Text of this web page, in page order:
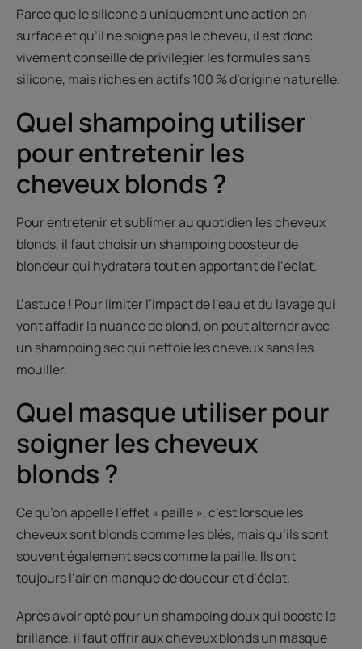
Parce que le silicone a uniquement une action en
surface et qu’il ne soigne pas le cheveu, il est donc
vivement conseillé de privilégier les formules sans
silicone, mais riches en actifs 100 % d’origine naturelle.
Quel shampoing utiliser
pour entretenir les
cheveux blonds ?
Pour entretenir et sublimer au quotidien les cheveux
blonds, il faut choisir un shampoing boosteur de
blondeur qui hydratera tout en apportant de l’éclat.
L’astuce ! Pour limiter l’impact de l’eau et du lavage qui
vont affadir la nuance de blond, on peut alterner avec
un shampoing sec qui nettoie les cheveux sans les
mouiller.
Quel masque utiliser pour
soigner les cheveux
blonds ?
Ce qu’on appelle l’effet « paille », c’est lorsque les
cheveux sont blonds comme les blés, mais qu’ils sont
souvent également secs comme la paille. Ils ont
toujours l’air en manque de douceur et d’éclat.
Après avoir opté pour un shampoing doux qui booste la
brillance, il faut offrir aux cheveux blonds un masque